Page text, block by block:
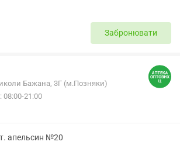
Забронювати
Бажана, 3Г (м.Позняки)
08:00-21:00
апельсин №20